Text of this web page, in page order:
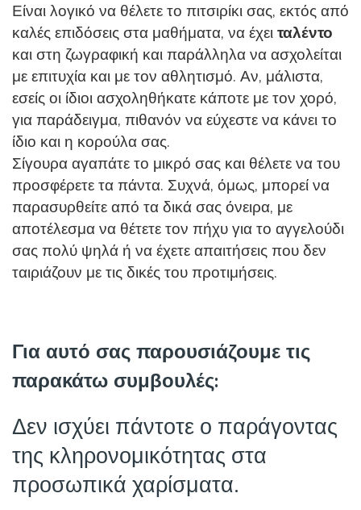
Είναι λογικό να θέλετε το πιτσιρίκι σας, εκτός από
καλές επιδόσεις στα μαθήματα, να έχειταλέντο
και στη ζωγραφική και παράλληλα να ασχολείται
με επιτυχία και με τον αθλητισμό. Αν, μάλιστα,
εσείς οι ίδιοι ασχοληθήκατε κάποτε με τον χορό,
για παράδειγμα, πιθανόν να εύχεστε να κάνει το
ίδιο και η κορούλα σας.
Σίγουρα αγαπάτε το μικρό σας και θέλετε να του
προσφέρετε τα πάντα. Συχνά, όμως, μπορεί να
παρασυρθείτε από τα δικά σας όνειρα, με
αποτέλεσμα να θέτετε τον πήχυ για το αγγελούδι
σας πολύ ψηλά ή να έχετε απαιτήσεις που δεν
ταιριάζουν με τις δικές του προτιμήσεις.
Για αυτό σας παρουσιάζουμε τις
παρακάτω συμβουλές:
Δεν ισχύει πάντοτε ο παράγοντας
της κληρονομικότητας στα
προσωπικά χαρίσματα.